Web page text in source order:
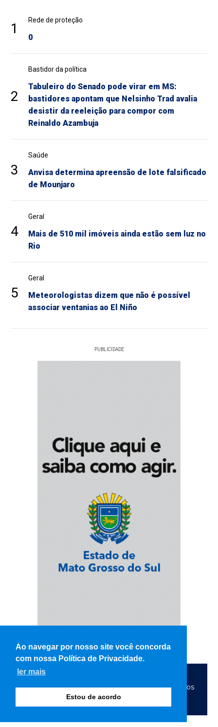
Ao navegar por nosso site você concorda
com nossa Política de Privacidade.
ler mais
Estou de acordo
1
Rede de proteção
0
2
Bastidor da política
Tabuleiro do Senado pode virar em MS:
bastidores apontam que Nelsinho Trad avalia
desistir da reeleição para compor com
Reinaldo Azambuja
3
Saúde
Anvisa determina apreensão de lote falsificado
de Mounjaro
4
Geral
Mais de 510 mil imóveis ainda estão sem luz no
Rio
5
Geral
Meteorologistas dizem que não é possível
associar ventanias ao El Niño
PUBLICIDADE
© Copyright 2026 - WK Notícias - Todos os direitos
reservados